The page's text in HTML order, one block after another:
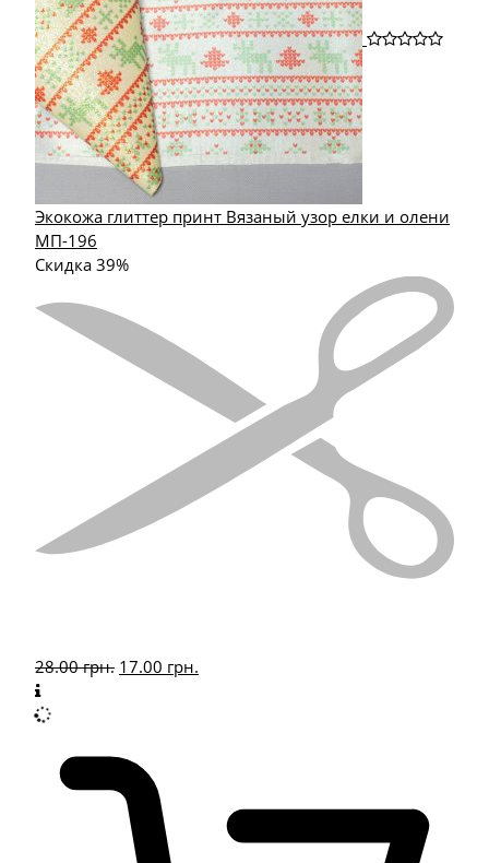
Экокожа глиттер принт Вязаный узор елки и олени
МП-196
Скидка 39%
28.00грн. 17.00 грн.